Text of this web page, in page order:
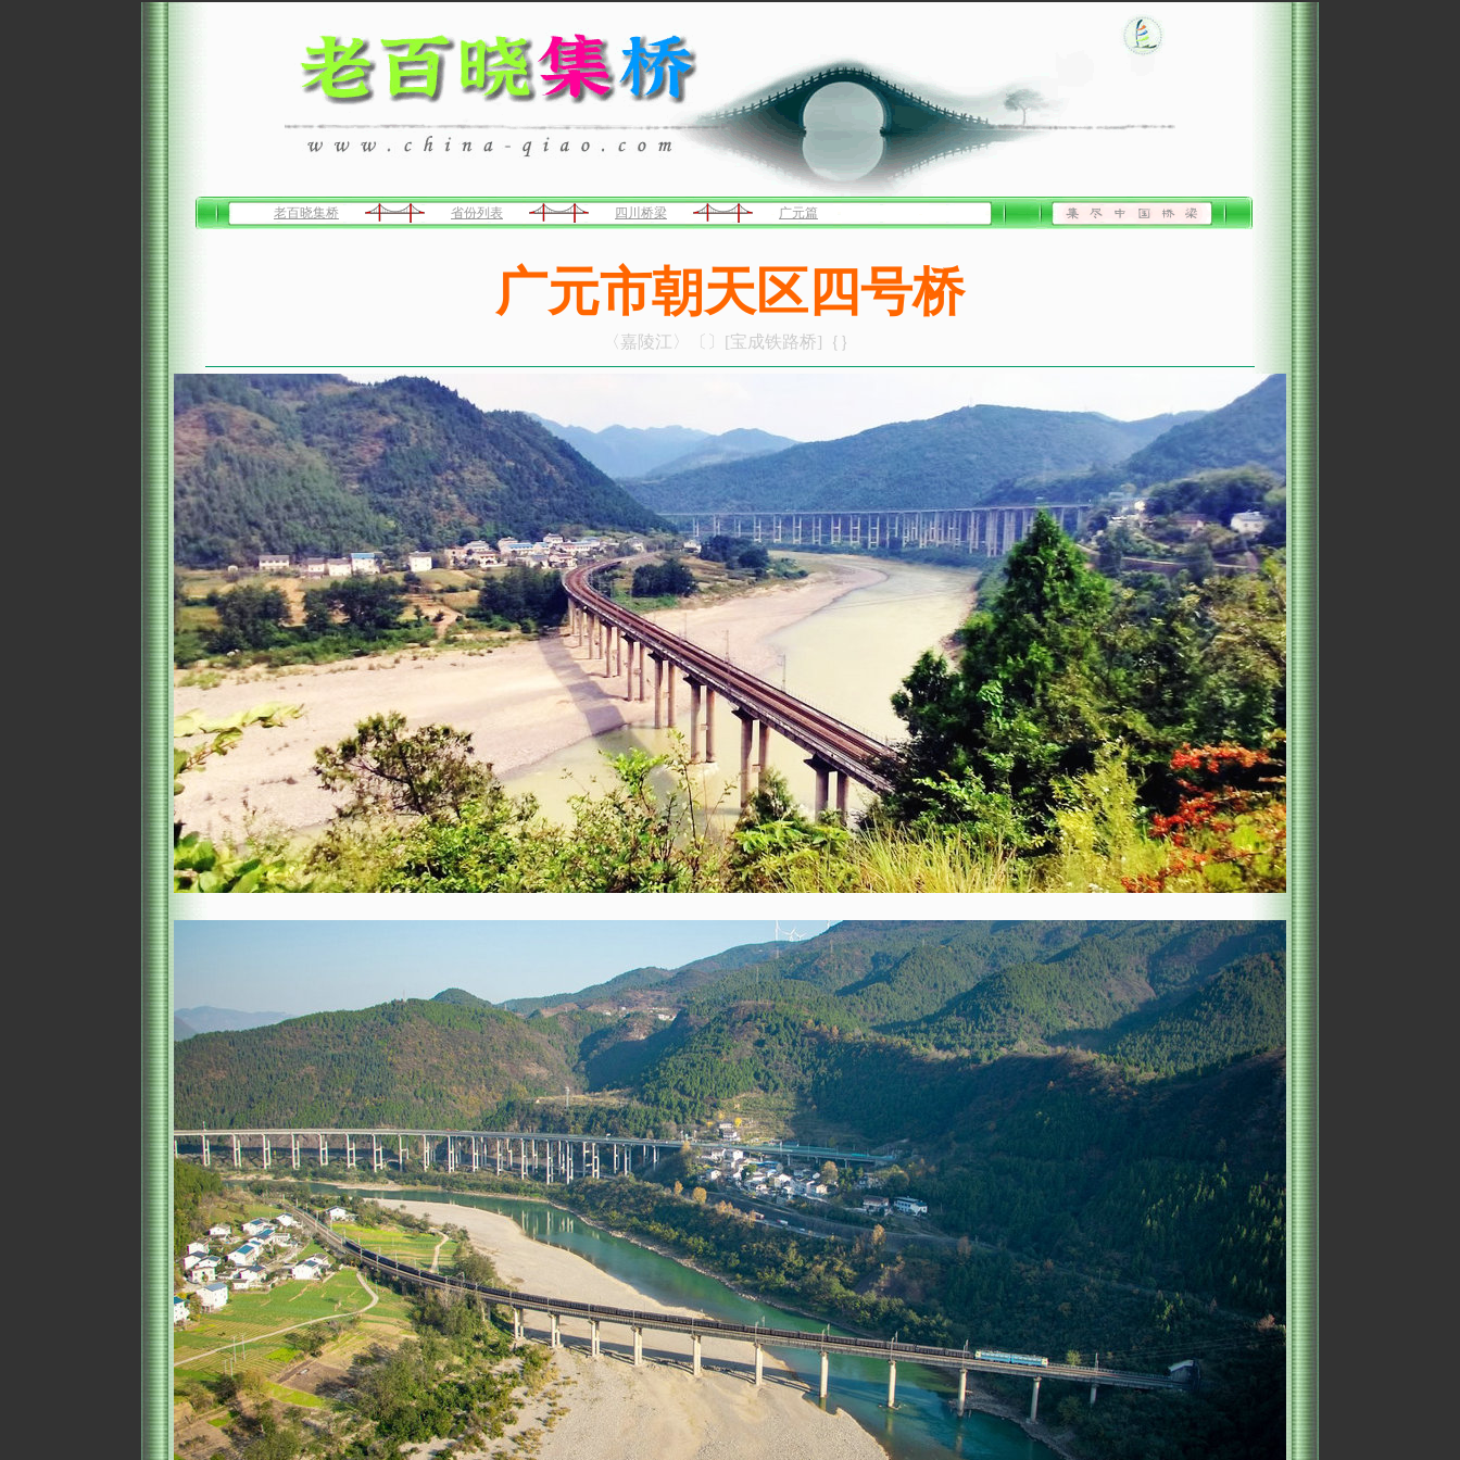
老百晓集桥 省份列表 四川桥梁 广元篇
广元市朝天区四号桥
〈嘉陵江〉〔〕[宝成铁路桥]｛｝